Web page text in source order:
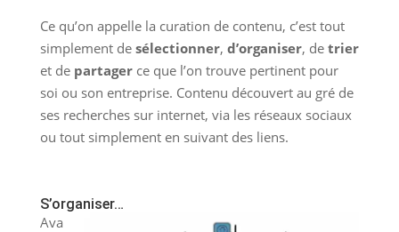
Ce qu’on appelle la curation de contenu, c’est tout
simplement de sélectionner, d’organiser, de trier
et de partagerce que l’on trouve pertinent pour
soi ou son entreprise. Contenu découvert au gré de
ses recherches sur internet, via les réseaux sociaux
ou tout simplement en suivant des liens.
S’organiser…
Ava